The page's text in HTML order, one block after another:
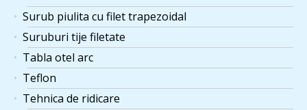
Surub piulita cu filet trapezoidal
Suruburi tije filetate
Tabla otel arc
Teflon
Tehnica de ridicare